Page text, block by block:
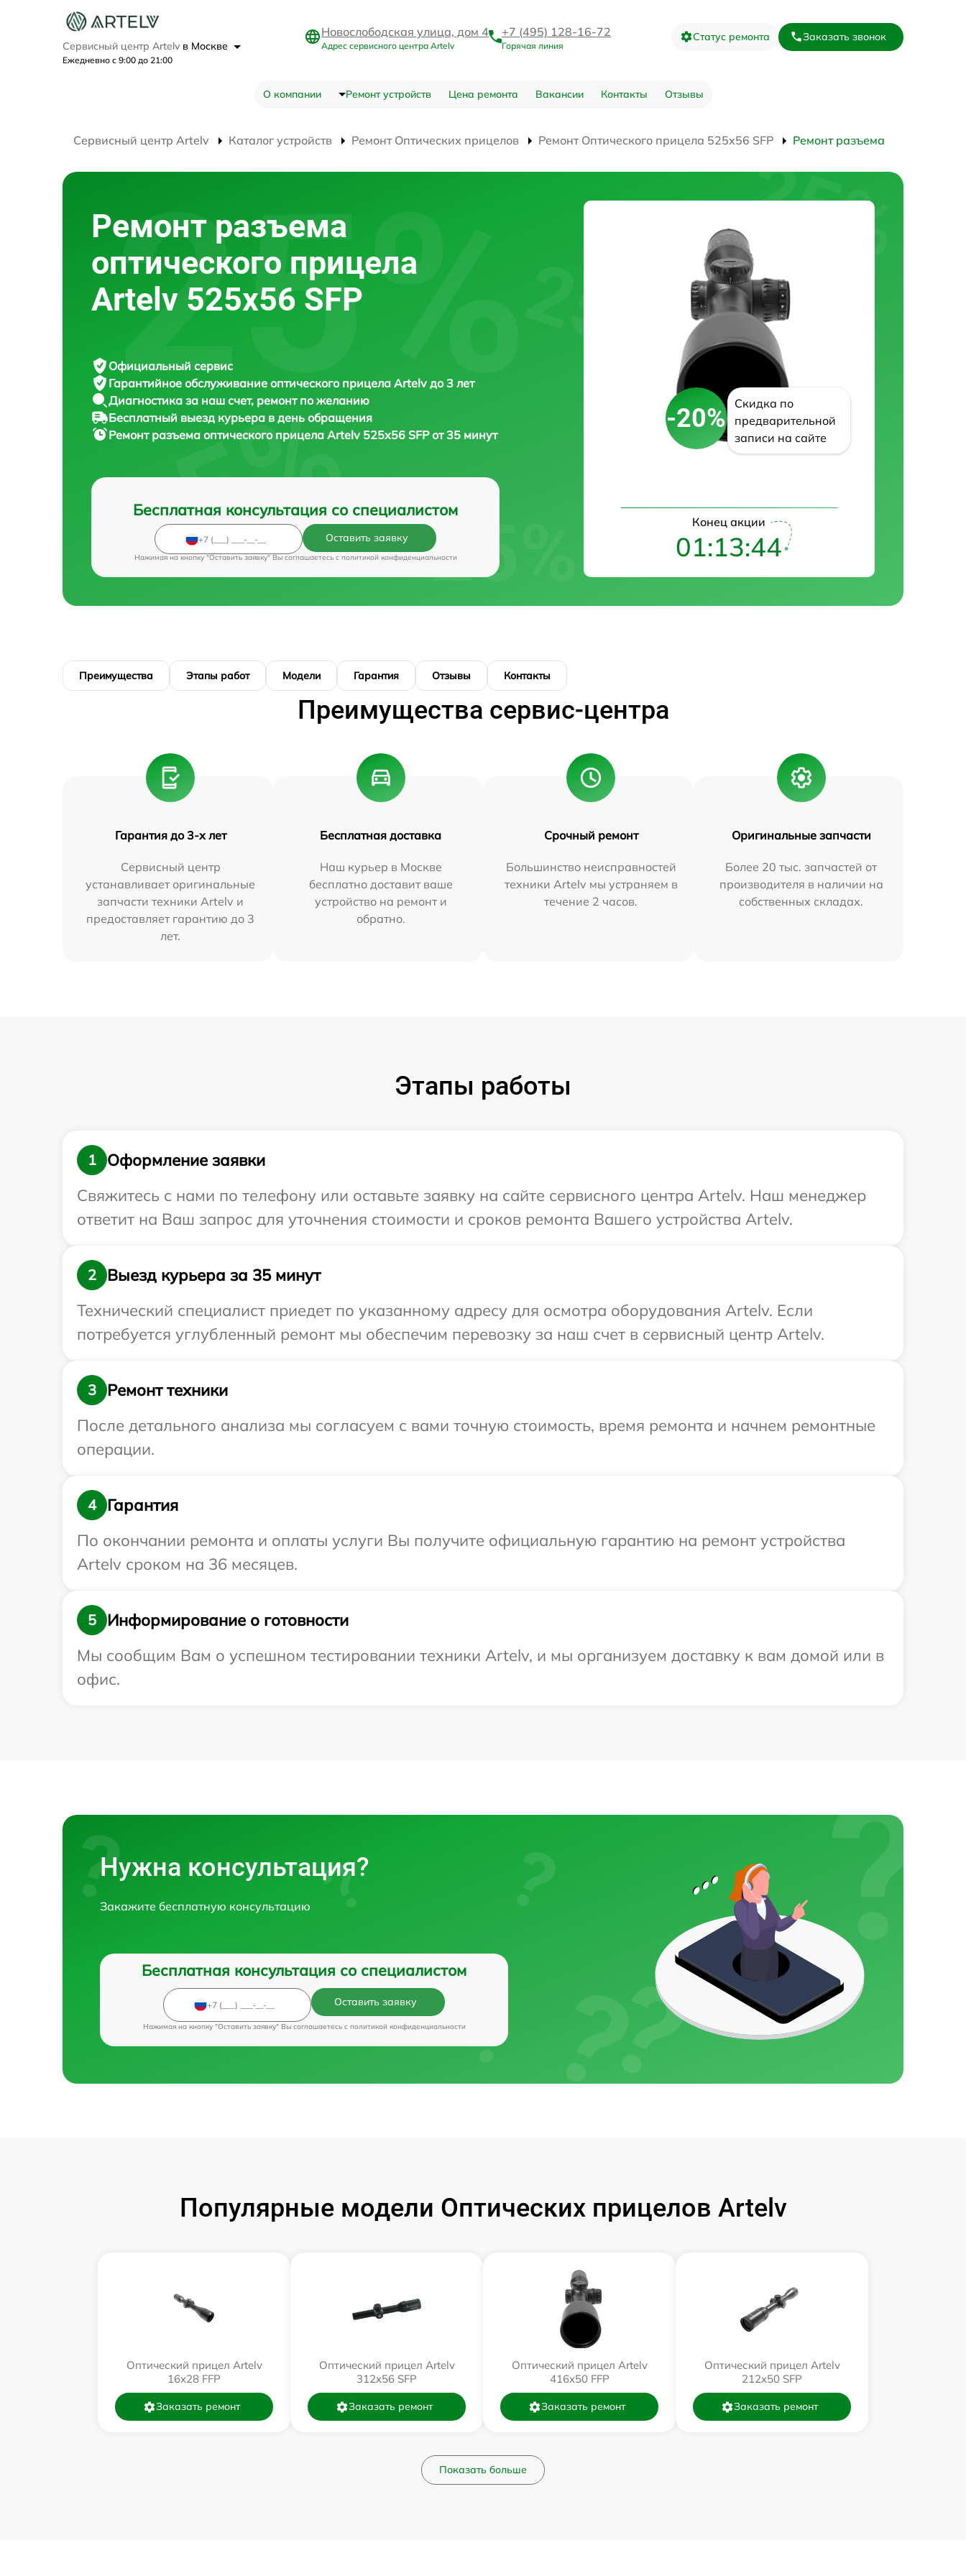
Сервисный центр Artelv в Москве
Ежедневно с 9:00 до 21:00
Новослободская улица, дом 4
Адрес сервисного центра Artelv
+7 (495) 128-16-72
Горячая линия
Статус ремонта Заказать звонок
О компании Ремонт устройств Цена ремонта Вакансии Контакты Отзывы
Сервисный центр Artelv Каталог устройств Ремонт Оптических прицелов Ремонт Оптического прицела 525x56 SFP Ремонт разъема
Ремонт разъема
оптического прицела
Artelv 525x56 SFP
Официальный сервис
Гарантийное обслуживание оптического прицела Artelv до 3 лет
Диагностика за наш счет, ремонт по желанию
Бесплатный выезд курьера в день обращения
Ремонт разъема оптического прицела Artelv 525x56 SFP от 35 минут
Бесплатная консультация со специалистом
Оставить заявку
Нажимая на кнопку "Оставить заявку" Вы соглашаетесь c политикой конфиденциальности
-20%
Скидка по
предварительной
записи на сайте
Конец акции
01:13:43
Преимущества Этапы работ Модели Гарантия Отзывы Контакты
Преимущества сервис-центра
Гарантия до 3-х лет
Сервисный центр
устанавливает оригинальные
запчасти техники Artelv и
предоставляет гарантию до 3
лет.
Бесплатная доставка
Наш курьер в Москве
бесплатно доставит ваше
устройство на ремонт и
обратно.
Срочный ремонт
Большинство неисправностей
техники Artelv мы устраняем в
течение 2 часов.
Оригинальные запчасти
Более 20 тыс. запчастей от
производителя в наличии на
собственных складах.
Этапы работы
1
Оформление заявки
Свяжитесь с нами по телефону или оставьте заявку на сайте сервисного центра Artelv. Наш менеджер
ответит на Ваш запрос для уточнения стоимости и сроков ремонта Вашего устройства Artelv.
2
Выезд курьера за 35 минут
Технический специалист приедет по указанному адресу для осмотра оборудования Artelv. Если
потребуется углубленный ремонт мы обеспечим перевозку за наш счет в сервисный центр Artelv.
3
Ремонт техники
После детального анализа мы согласуем с вами точную стоимость, время ремонта и начнем ремонтные
операции.
4
Гарантия
По окончании ремонта и оплаты услуги Вы получите официальную гарантию на ремонт устройства
Artelv сроком на 36 месяцев.
5
Информирование о готовности
Мы сообщим Вам о успешном тестировании техники Artelv, и мы организуем доставку к вам домой или в
офис.
Нужна консультация?
Закажите бесплатную консультацию
Бесплатная консультация со специалистом
Оставить заявку
Нажимая на кнопку "Оставить заявку" Вы соглашаетесь c политикой конфиденциальности
Популярные модели Оптических прицелов Artelv
Оптический прицел Artelv
16x28 FFP
Заказать ремонт
Оптический прицел Artelv
312x56 SFP
Заказать ремонт
Оптический прицел Artelv
416x50 FFP
Заказать ремонт
Оптический прицел Artelv
212x50 SFP
Заказать ремонт
Показать больше